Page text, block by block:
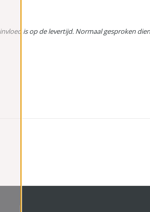
is op de levertijd. Normaal gesproken